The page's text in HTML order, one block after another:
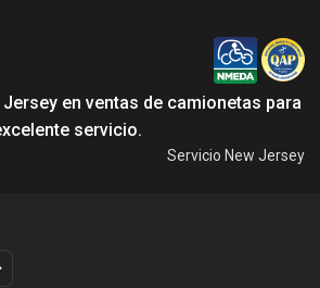
en ventas de camionetas para
servicio.
Servicio New Jersey